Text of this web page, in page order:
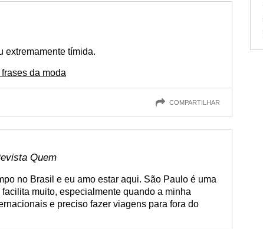
extremamente tímida.
da moda
COMPARTILHAR
Quem
no Brasil e eu amo estar aqui. São Paulo é uma
muito, especialmente quando a minha
e preciso fazer viagens para fora do